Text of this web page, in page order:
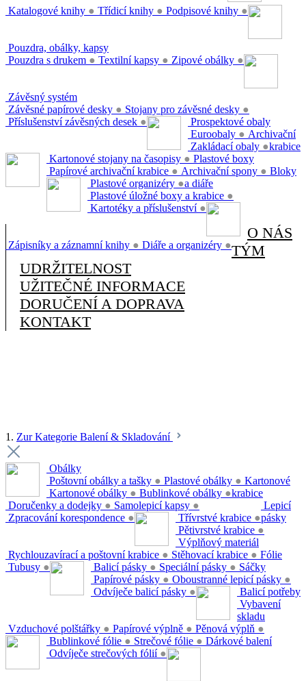
Katalogové knihy ● Třídicí knihy ● Podpisové knihy ●
Pouzdra, obálky, kapsy
Pouzdra s drukem ● Textilní kapsy ● Zipové obálky ●
Závěsný systém
Závěsné papírové desky ● Stojany pro závěsné desky ●
Příslušenství závěsných desek ●
Prospektové obaly
Euroobaly ●
Zakládací obaly ●
Archivační
krabice
Kartonové stojany na časopisy ●
Papírové archivační krabice ● Archivační spony ●
Plastové boxy
Plastové organizéry ●
Plastové úložné boxy a krabice ●
Kartotéky a příslušenství ●
Bloky
a diáře
Zápisníky a záznamní knihy ● Diáře a organizéry ●
O NÁS
TÝM
UDRŽITELNOST
UŽITEČNÉ INFORMACE
DORUČENÍ A DOPRAVA
KONTAKT
1. Zur Kategorie Balení & Skladování
Obálky
Poštovní obálky a tašky ● Plastové obálky ●
Kartonové obálky ● Bublinkové obálky ●
Doručenky a dodejky ● Samolepicí kapsy ●
Zpracování korespondence ●
Kartonové
krabice
Třívrstvé krabice ●
Pětivrstvé krabice ●
Rychlouzavírací a poštovní krabice ● Stěhovací krabice ●
Tubusy ●
Lepicí
pásky
Balicí pásky ● Speciální pásky ●
Papírové pásky ● Oboustranné lepicí pásky ●
Odvíječe balicí pásky ●
Výplňový materiál
Vzduchové polštářky ● Papírové výplně ● Pěnová výplň ●
Fólie
Bublinkové fólie ● Strečové fólie ●
Odvíječe strečových fólií ●
Sáčky
Balicí potřeby
Vybavení
skladu
Dárkové balení